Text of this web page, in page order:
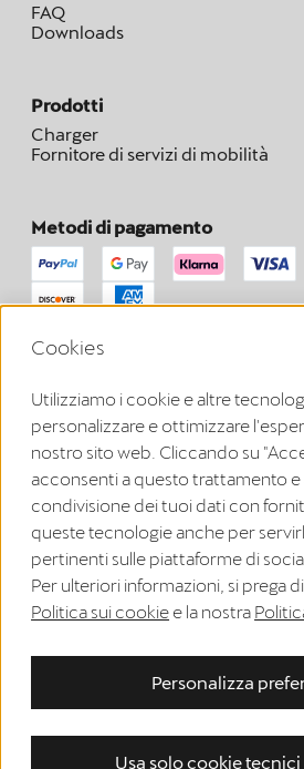
FAQ
Downloads
Prodotti
Charger
Fornitore di servizi di mobilità
Metodi di pagamento
previsti dalla legge.
Informativa sulla privacy
Condizioni generali di vendita
Registrazione WEEE
Cookies
Utilizziamo i cookie e altre
personalizzare e ottimizzare
nostro sito web. Cliccando su
acconsenti a questo trattamento e
condivisione dei tuoi dati con
queste tecnologie anche per
pertinenti sulle piattaforme di
Per ulteriori informazioni, si prega
Politica sui cookie e la nostra
Personalizza
Usa solo cookie tecnici